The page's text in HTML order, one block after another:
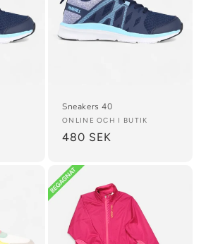
Sneakers 40
Säljare:
ONLINE OCH I BUTIK
Ordinarie
480 SEK